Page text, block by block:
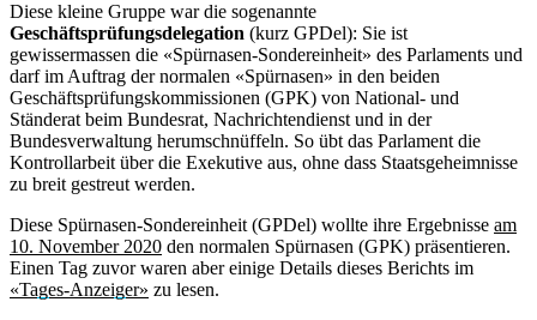
Diese kleine Gruppe war die sogenannte
Geschäftsprüfungsdelegation (kurz GPDel): Sie ist
gewissermassen die «Spürnasen-Sondereinheit» des Parlaments und
darf im Auftrag der normalen «Spürnasen» in den beiden
Geschäftsprüfungskommissionen (GPK) von National- und
Ständerat beim Bundesrat, Nachrichtendienst und in der
Bundesverwaltung herumschnüffeln. So übt das Parlament die
Kontrollarbeit über die Exekutive aus, ohne dass Staatsgeheimnisse
zu breit gestreut werden.
Diese Spürnasen-Sondereinheit (GPDel) wollte ihre Ergebnisse am
10. November 2020 den normalen Spürnasen (GPK) präsentieren.
Einen Tag zuvor waren aber einige Details dieses Berichts im
«Tages-Anzeiger» zu lesen.